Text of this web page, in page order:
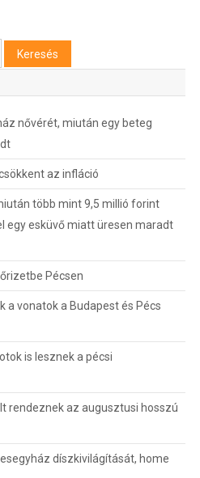
nővérét, miután egy beteg
az infláció
több mint 9,5 millió forint
egy esküvő miatt üresen maradt
Pécsen
a vonatok a Budapest és Pécs
is lesznek a pécsi
rendeznek az augusztusi hosszú
díszkivilágítását, home